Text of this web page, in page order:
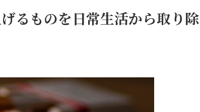
るものを日常生活から取り除